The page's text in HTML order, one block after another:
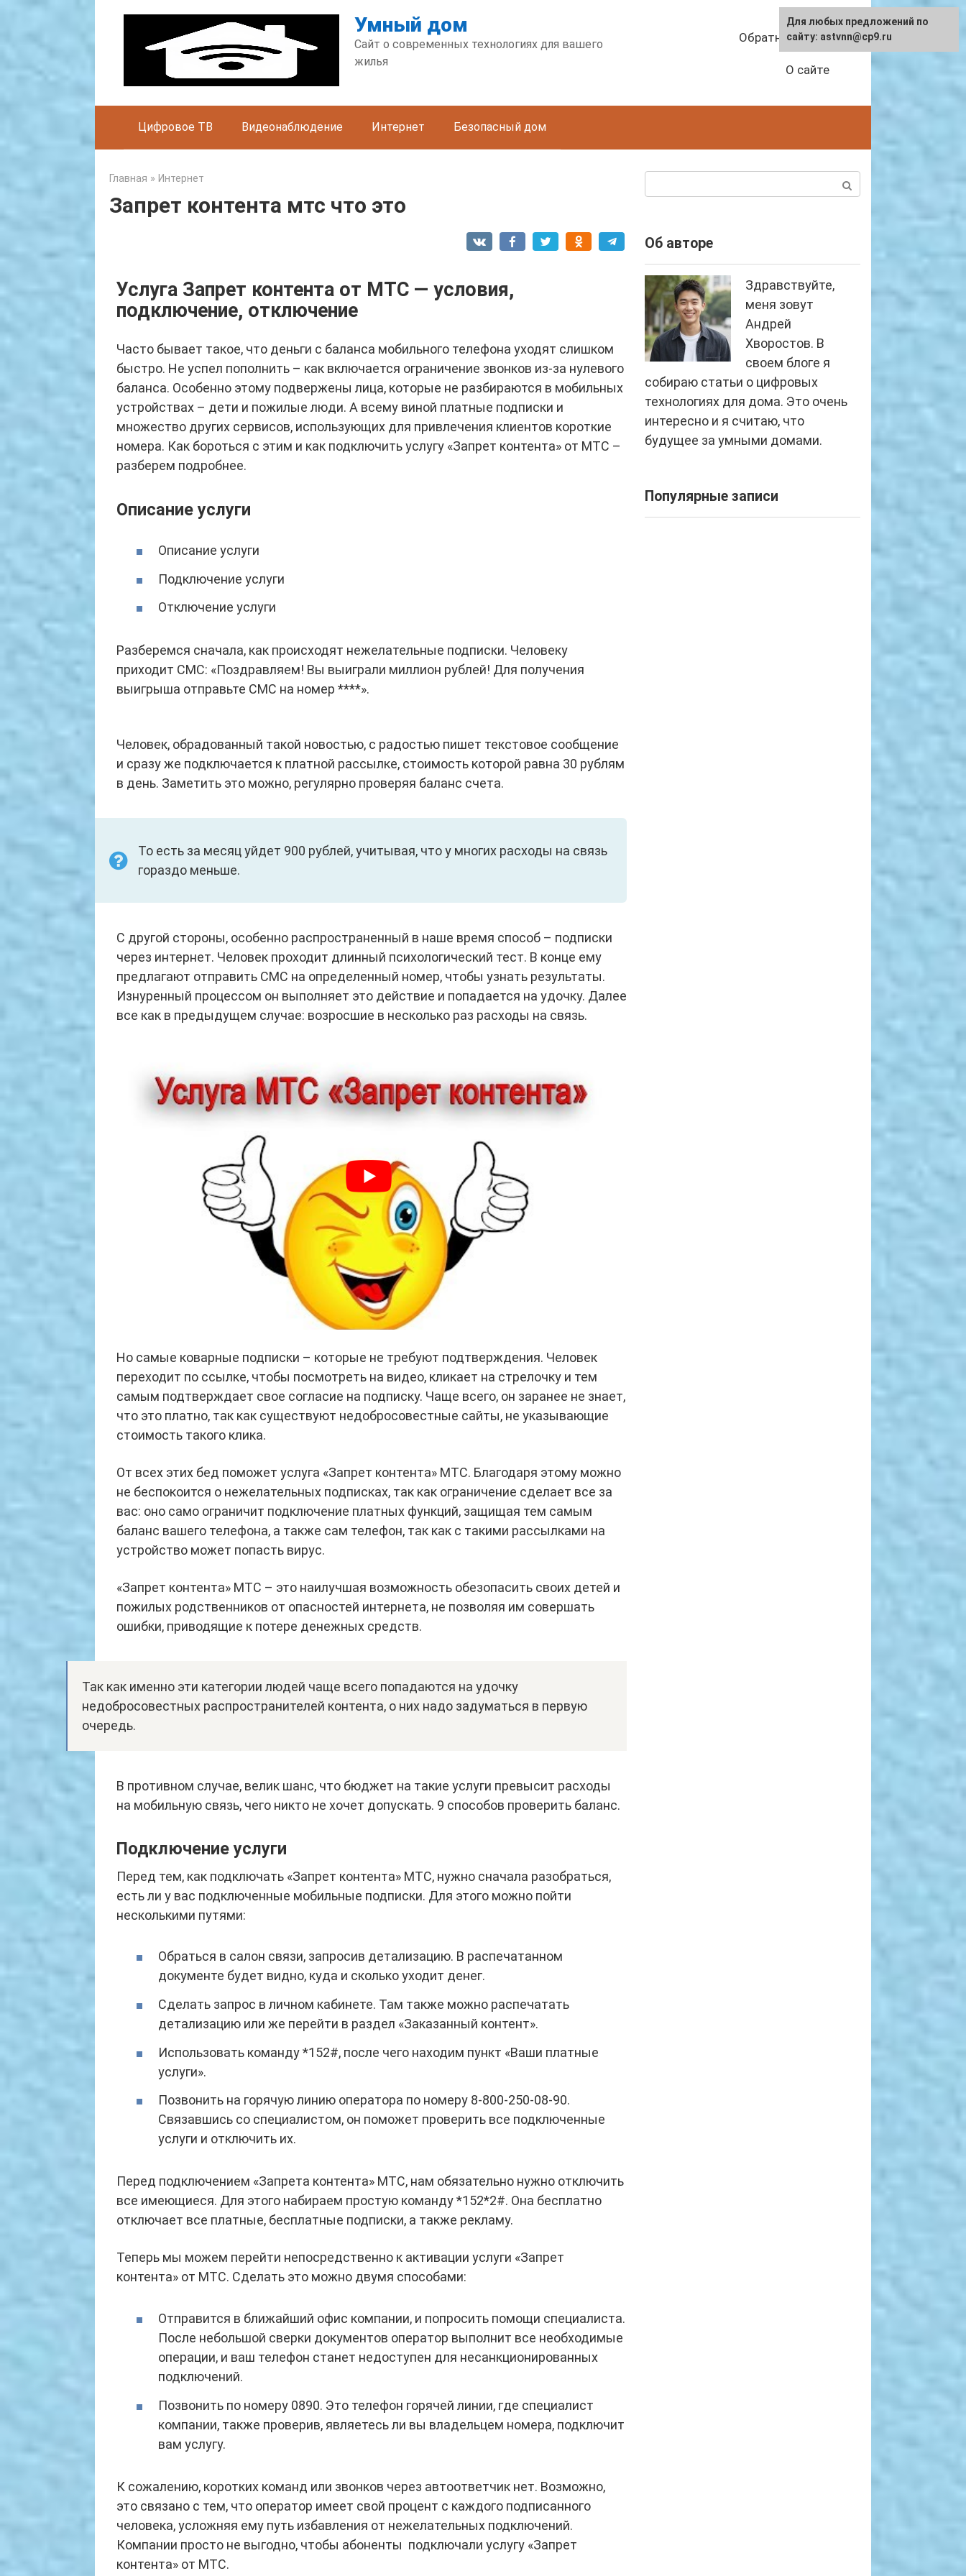
Умный дом
Сайт о современных технологиях для вашего
жилья
Обратная связь
О сайте
Цифровое ТВ Видеонаблюдение Интернет Безопасный дом
Главная » Интернет
Запрет контента мтс что это
Услуга Запрет контента от МТС — условия,
подключение, отключение
Часто бывает такое, что деньги с баланса мобильного телефона уходят слишком
быстро. Не успел пополнить – как включается ограничение звонков из-за нулевого
баланса. Особенно этому подвержены лица, которые не разбираются в мобильных
устройствах – дети и пожилые люди. А всему виной платные подписки и
множество других сервисов, использующих для привлечения клиентов короткие
номера. Как бороться с этим и как подключить услугу «Запрет контента» от МТС –
разберем подробнее.
Описание услуги
Описание услуги
Подключение услуги
Отключение услуги
Разберемся сначала, как происходят нежелательные подписки. Человеку
приходит СМС: «Поздравляем! Вы выиграли миллион рублей! Для получения
выигрыша отправьте СМС на номер ****».
Человек, обрадованный такой новостью, с радостью пишет текстовое сообщение
и сразу же подключается к платной рассылке, стоимость которой равна 30 рублям
в день. Заметить это можно, регулярно проверяя баланс счета.
То есть за месяц уйдет 900 рублей, учитывая, что у многих расходы на связь
гораздо меньше.
С другой стороны, особенно распространенный в наше время способ – подписки
через интернет. Человек проходит длинный психологический тест. В конце ему
предлагают отправить СМС на определенный номер, чтобы узнать результаты.
Изнуренный процессом он выполняет это действие и попадается на удочку. Далее
все как в предыдущем случае: возросшие в несколько раз расходы на связь.
Но самые коварные подписки – которые не требуют подтверждения. Человек
переходит по ссылке, чтобы посмотреть на видео, кликает на стрелочку и тем
самым подтверждает свое согласие на подписку. Чаще всего, он заранее не знает,
что это платно, так как существуют недобросовестные сайты, не указывающие
стоимость такого клика.
От всех этих бед поможет услуга «Запрет контента» МТС. Благодаря этому можно
не беспокоится о нежелательных подписках, так как ограничение сделает все за
вас: оно само ограничит подключение платных функций, защищая тем самым
баланс вашего телефона, а также сам телефон, так как с такими рассылками на
устройство может попасть вирус.
«Запрет контента» МТС – это наилучшая возможность обезопасить своих детей и
пожилых родственников от опасностей интернета, не позволяя им совершать
ошибки, приводящие к потере денежных средств.
Так как именно эти категории людей чаще всего попадаются на удочку
недобросовестных распространителей контента, о них надо задуматься в первую
очередь.
В противном случае, велик шанс, что бюджет на такие услуги превысит расходы
на мобильную связь, чего никто не хочет допускать. 9 способов проверить баланс.
Подключение услуги
Перед тем, как подключать «Запрет контента» МТС, нужно сначала разобраться,
есть ли у вас подключенные мобильные подписки. Для этого можно пойти
несколькими путями:
Обраться в салон связи, запросив детализацию. В распечатанном
документе будет видно, куда и сколько уходит денег.
Сделать запрос в личном кабинете. Там также можно распечатать
детализацию или же перейти в раздел «Заказанный контент».
Использовать команду *152#, после чего находим пункт «Ваши платные
услуги».
Позвонить на горячую линию оператора по номеру 8-800-250-08-90.
Связавшись со специалистом, он поможет проверить все подключенные
услуги и отключить их.
Перед подключением «Запрета контента» МТС, нам обязательно нужно отключить
все имеющиеся. Для этого набираем простую команду *152*2#. Она бесплатно
отключает все платные, бесплатные подписки, а также рекламу.
Теперь мы можем перейти непосредственно к активации услуги «Запрет
контента» от МТС. Сделать это можно двумя способами:
Отправится в ближайший офис компании, и попросить помощи специалиста.
После небольшой сверки документов оператор выполнит все необходимые
операции, и ваш телефон станет недоступен для несанкционированных
подключений.
Позвонить по номеру 0890. Это телефон горячей линии, где специалист
компании, также проверив, являетесь ли вы владельцем номера, подключит
вам услугу.
К сожалению, коротких команд или звонков через автоответчик нет. Возможно,
это связано с тем, что оператор имеет свой процент с каждого подписанного
человека, усложняя ему путь избавления от нежелательных подключений.
Компании просто не выгодно, чтобы абоненты подключали услугу «Запрет
контента» от МТС.
Об авторе
Здравствуйте,
меня зовут
Андрей
Хворостов. В
своем блоге я
собираю статьи о цифровых
технологиях для дома. Это очень
интересно и я считаю, что
будущее за умными домами.
Популярные записи
Для любых предложений по
сайту: astvnn@cp9.ru